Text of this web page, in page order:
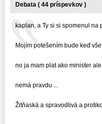
Debata ( 44 príspevkov )
kaplan, a Ty si si spomenul na
Mojím potešením bude keď
no ja mam plat ako minister ale
nemá pravdu ...
Žitňaská a spravodlivá a